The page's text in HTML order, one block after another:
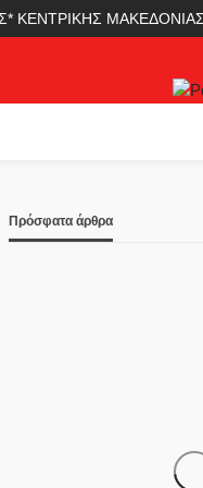
ΚΕΝΤΡΙΚΗΣ
Πρόσφατα άρθρα